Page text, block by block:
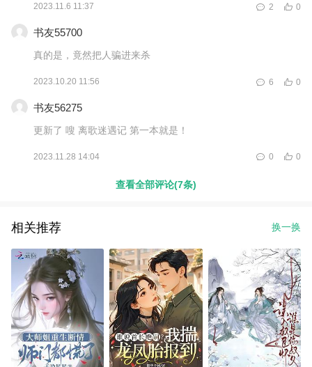
2023.11.6 11:37 0
2
书友55700
真的是，竟然把人骗进来杀
2023.10.20 11:56 0
6
书友56275
更新了 嗖 离歌迷遇记 第一本就是！
2023.11.28 14:04 0
0
查看全部评论(7条)
相关推荐 换一换